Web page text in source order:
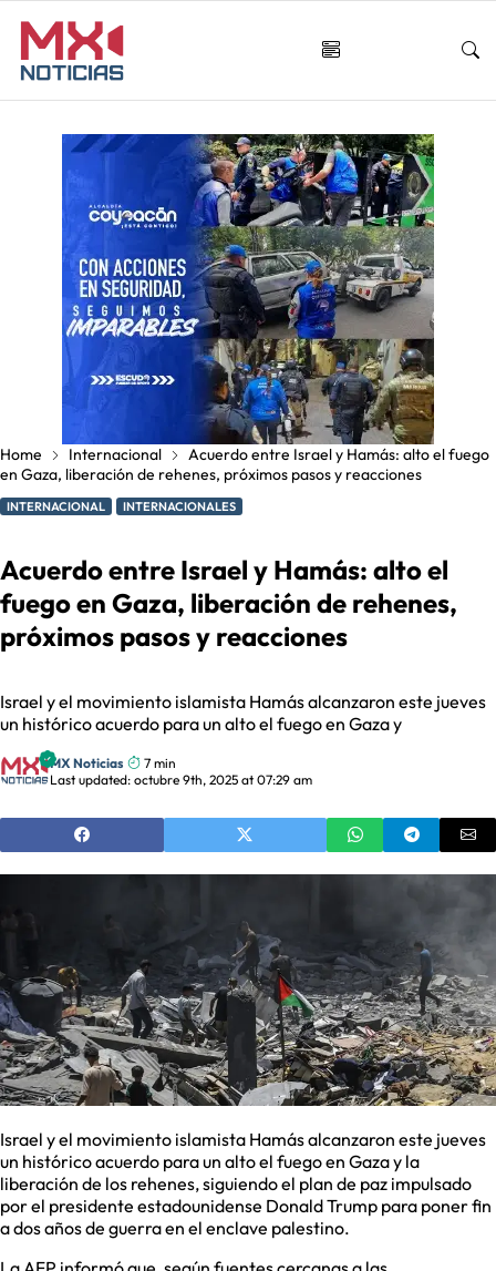
Home Internacional
Acuerdo entre Israel y Hamás: alto el fuego
en Gaza, liberación de rehenes, próximos pasos y reacciones
INTERNACIONAL INTERNACIONALES
Acuerdo entre Israel y Hamás: alto el
fuego en Gaza, liberación de rehenes,
próximos pasos y reacciones
Israel y el movimiento islamista Hamás alcanzaron este jueves
un histórico acuerdo para un alto el fuego en Gaza y
MX Noticias
7 min
Last updated: octubre 9th, 2025 at 07:29 am
Israel y el movimiento islamista Hamás alcanzaron este jueves
un histórico acuerdo para un alto el fuego en Gaza y la
liberación de los rehenes, siguiendo el plan de paz impulsado
por el presidente estadounidense Donald Trump para poner fin
a dos años de guerra en el enclave palestino.